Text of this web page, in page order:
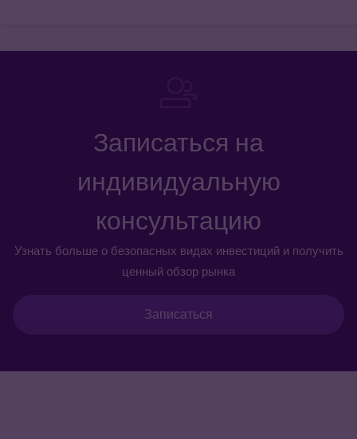
Записаться на
индивидуальную
консультацию
Узнать больше о безопасных видах инвестиций и получить
ценный обзор рынка
Записаться